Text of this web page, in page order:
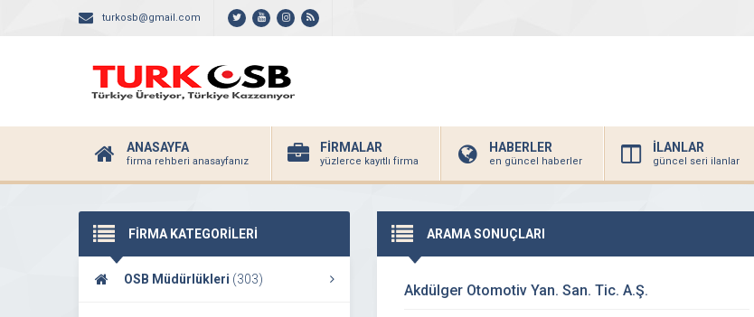
turkosb@gmail.com
ANASAYFA
firma rehberi anasayfanız
FİRMALAR
yüzlerce kayıtlı firma
HABERLER
en güncel haberler
İLANLAR
güncel seri ilanlar
FİRMA KATEGORİLERİ
OSB Müdürlükleri (303)
ARAMA SONUÇLARI
Akdülger Otomotiv Yan. San. Tic. A.Ş.